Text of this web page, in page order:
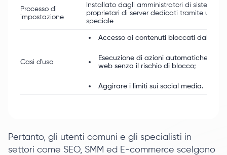
Processo di
impostazione
Installato dagli amministratori di sistema o
proprietari di server dedicati tramite un
speciale
Casi d'uso
Accesso ai contenuti bloccati dalla
Esecuzione di azioni automatiche su
web senza il rischio di blocco;
Aggirare i limiti sui social media.
Pertanto, gli utenti comuni e gli specialisti in
settori come SEO, SMM ed E-commerce scelgono